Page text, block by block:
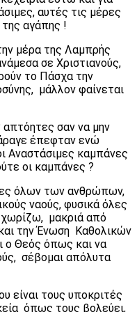
αυτές τις μέρες
της αγάπης !
μέρα της Λαμπρής
σε Χριστιανούς,
το Πάσχα την
μάλλον φαίνεται
σαν να μην
έπεφταν ενώ
Αναστάσιμες καμπάνες
οι καμπάνες ?
όλων των ανθρώπων,
ναούς, φυσικά όλες
μακριά από
την Ένωση Καθολικών
ο Θεός όπως και να
σέβομαι απόλυτα
είναι τους υποκριτές
όπως τους βολεύει,